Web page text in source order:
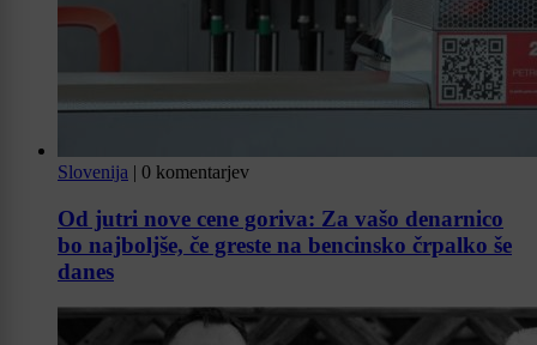
Slovenija | 0 komentarjev
Od jutri nove cene goriva: Za vašo denarnico
bo najboljše, če greste na bencinsko črpalko še
danes